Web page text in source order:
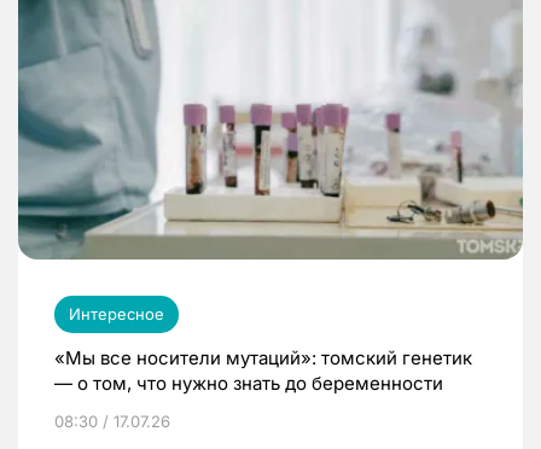
Интересное
«Мы все носители мутаций»: томский генетик
— о том, что нужно знать до беременности
08:30 / 17.07.26